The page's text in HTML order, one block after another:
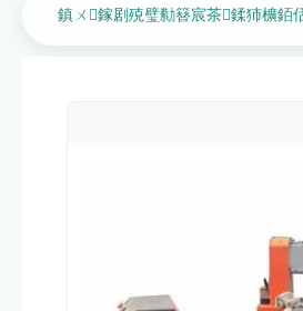
鎮ㄨ鎵剧殑璧勬簮宸茶鍒犻櫎銆